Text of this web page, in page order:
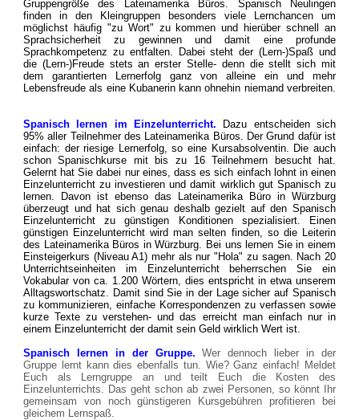
Gruppengröße des Lateinamerika Büros. Spanisch Neulingen
finden in den Kleingruppen besonders viele Lernchancen um
möglichst häufig "zu Wort" zu kommen und hierüber schnell an
Sprachsicherheit zu gewinnen und damit eine profunde
Sprachkompetenz zu entfalten. Dabei steht der (Lern-)Spaß und
die (Lern-)Freude stets an erster Stelle- denn die stellt sich mit
dem garantierten Lernerfolg ganz von alleine ein und mehr
Lebensfreude als eine Kubanerin kann ohnehin niemand verbreiten.
Spanisch lernen im Einzelunterricht. Dazu entscheiden sich
95% aller Teilnehmer des Lateinamerika Büros. Der Grund dafür ist
einfach: der riesige Lernerfolg, so eine Kursabsolventin. Die auch
schon Spanischkurse mit bis zu 16 Teilnehmern besucht hat.
Gelernt hat Sie dabei nur eines, dass es sich einfach lohnt in einen
Einzelunterricht zu investieren und damit wirklich gut Spanisch zu
lernen. Davon ist ebenso das Lateinamerika Büro in Würzburg
überzeugt und hat sich genau deshalb gezielt auf den Spanisch
Einzelunterricht zu günstigen Konditionen spezialisiert. Einen
günstigen Einzelunterricht wird man selten finden, so die Leiterin
des Lateinamerika Büros in Würzburg. Bei uns lernen Sie in einem
Einsteigerkurs (Niveau A1) mehr als nur "Hola" zu sagen. Nach 20
Unterrichtseinheiten im Einzelunterricht beherrschen Sie ein
Vokabular von ca. 1.200 Wörtern, dies entspricht in etwa unserem
Alltagswortschatz. Damit sind Sie in der Lage sicher auf Spanisch
zu kommunizieren, einfache Korrespondenzen zu verfassen sowie
kurze Texte zu verstehen- und das erreicht man einfach nur in
einem Einzelunterricht der damit sein Geld wirklich Wert ist.
Spanisch lernen in der Gruppe.Wer dennoch lieber in der
Gruppe lernt kann dies ebenfalls tun. Wie? Ganz einfach! Meldet
Euch als Lerngruppe an und teilt Euch die Kosten des
Einzelunterrichts. Das geht schon ab zwei Personen, so könnt Ihr
gemeinsam von noch günstigeren Kursgebühren profitieren bei
gleichem Lernspaß.